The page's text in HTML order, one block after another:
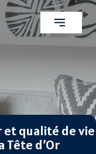
et qualité de vie
Tête d’Or